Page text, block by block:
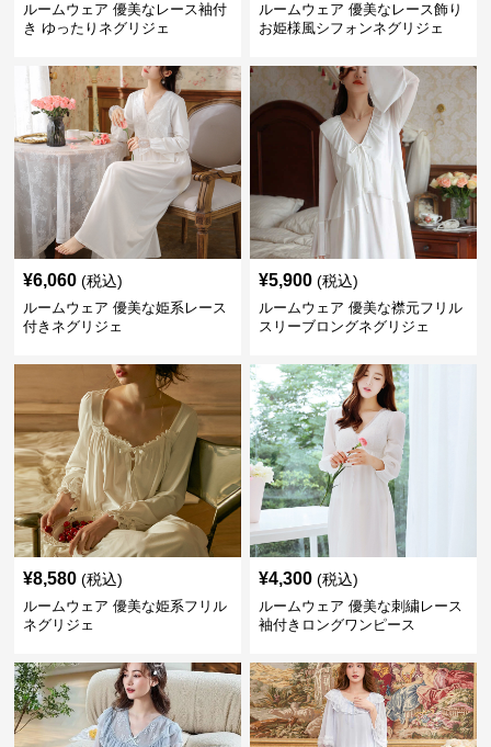
ルームウェア 優美なレース袖付
き ゆったりネグリジェ
ルームウェア 優美なレース飾り
お姫様風シフォンネグリジェ
¥6,060 (税込)
ルームウェア 優美な姫系レース
付きネグリジェ
¥5,900 (税込)
ルームウェア 優美な襟元フリル
スリーブロングネグリジェ
¥8,580 (税込)
ルームウェア 優美な姫系フリル
ネグリジェ
¥4,300 (税込)
ルームウェア 優美な刺繍レース
袖付きロングワンピース